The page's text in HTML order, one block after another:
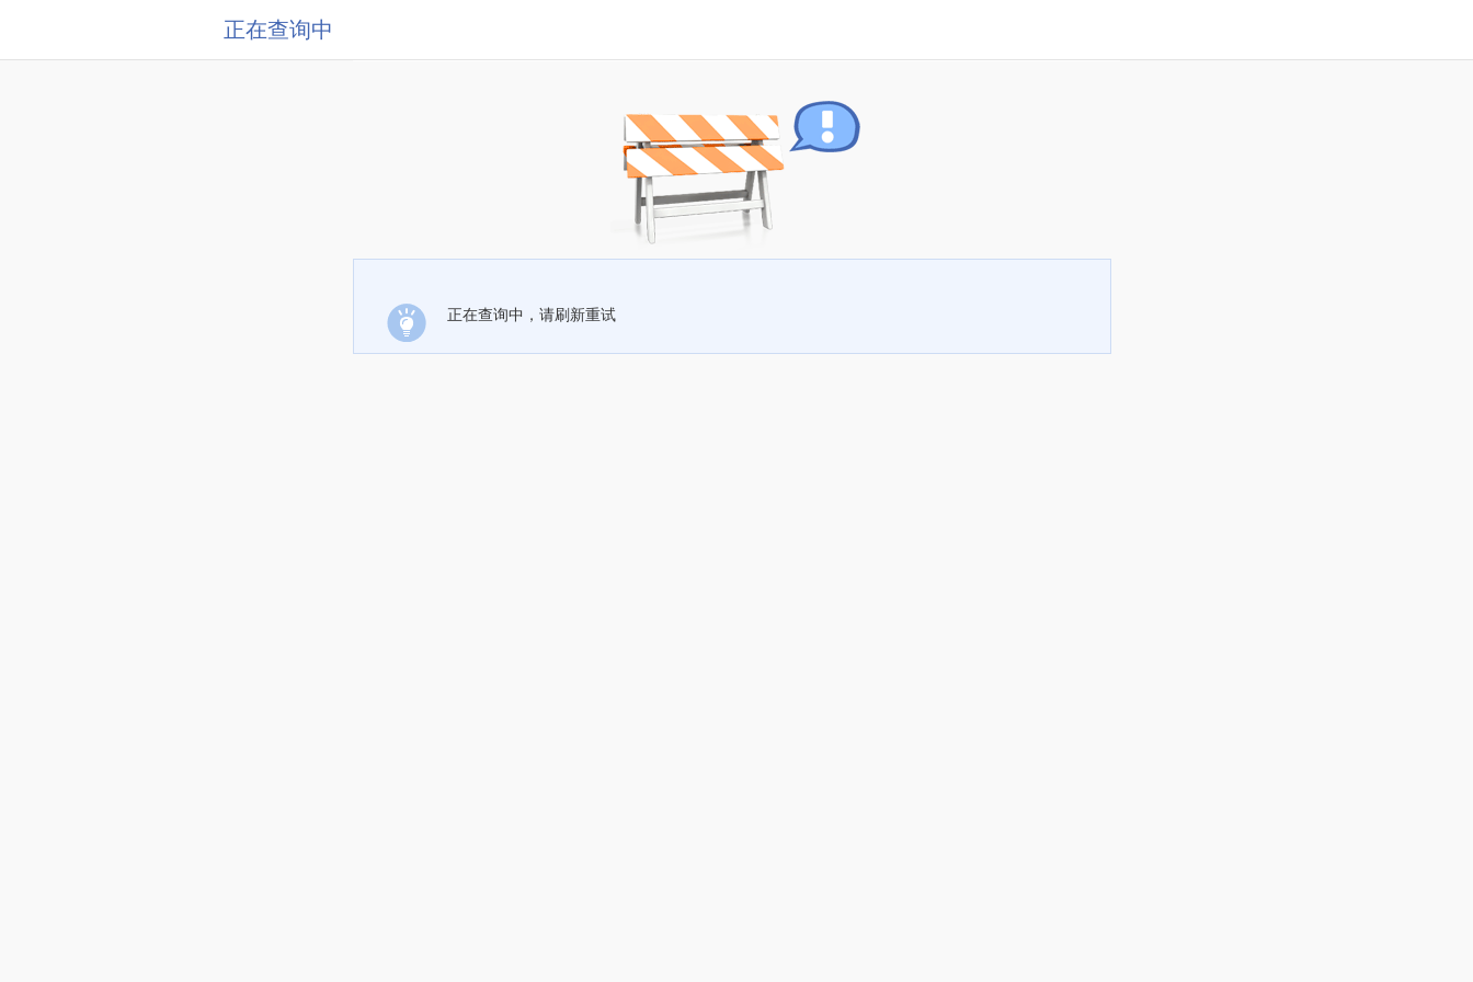
正在查询中
正在查询中，请刷新重试